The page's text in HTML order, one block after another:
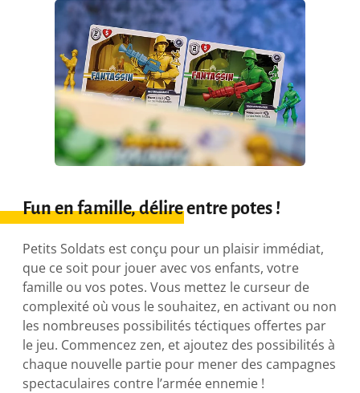
Fun en famille, délire entre potes !
Petits Soldats est conçu pour un plaisir immédiat,
que ce soit pour jouer avec vos enfants, votre
famille ou vos potes. Vous mettez le curseur de
complexité où vous le souhaitez, en activant ou non
les nombreuses possibilités téctiques offertes par
le jeu. Commencez zen, et ajoutez des possibilités à
chaque nouvelle partie pour mener des campagnes
spectaculaires contre l’armée ennemie !